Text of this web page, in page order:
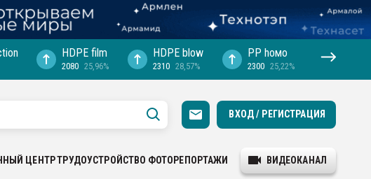
HDPE film
2080 25,96%
HDPE blow
2310 28,57%
PP hомо
2300 25,22%
ВХОД / РЕГИСТРАЦИЯ
ЦЕНТРТРУДОУСТРОЙСТВО ФОТОРЕПОРТАЖИ ВИДЕОКАНАЛ